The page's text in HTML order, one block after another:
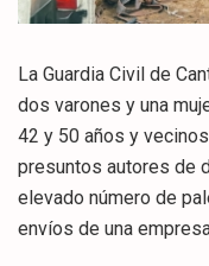
La Guardia Civil de
dos varones y una
42 y 50 años y
presuntos autores de
elevado número de
envíos de una